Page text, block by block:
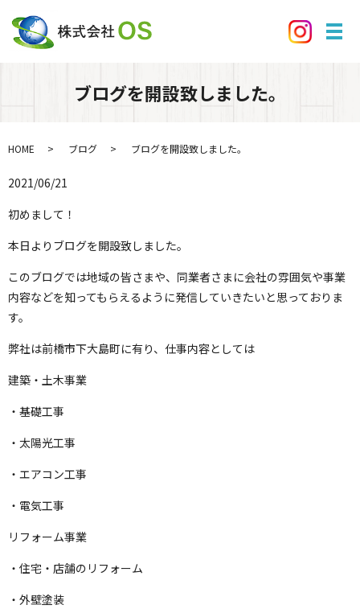
メ
ブログを開設致しました。
HOME ブログ ブログを開設致しました。
2021/06/21
初めまして！
本日よりブログを開設致しました。
このブログでは地域の皆さまや、同業者さまに会社の雰囲気や事業
内容などを知ってもらえるように発信していきたいと思っておりま
す。
弊社は前橋市下大島町に有り、仕事内容としては
建築・土木事業
・基礎工事
・太陽光工事
・エアコン工事
・電気工事
リフォーム事業
・住宅・店舗のリフォーム
・外壁塗装